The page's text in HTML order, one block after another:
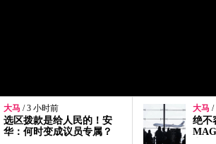
大马 / 7 小时前
绝不容航空人员涉毒
MAG强制旗下机师接受
大马 /
森10
萧康